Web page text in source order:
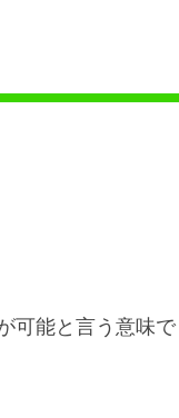
可能と言う意味で